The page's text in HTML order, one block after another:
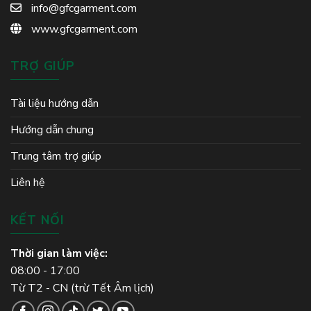
info@gfcgarment.com
www.gfcgarment.com
TRỢ GIÚP
Tài liệu hướng dẫn
Hướng dẫn chung
Trung tâm trợ giúp
Liên hệ
KẾT NỐI
Thời gian làm việc:
08:00 - 17:00
Từ T2 - CN (trừ Tết Âm lịch)